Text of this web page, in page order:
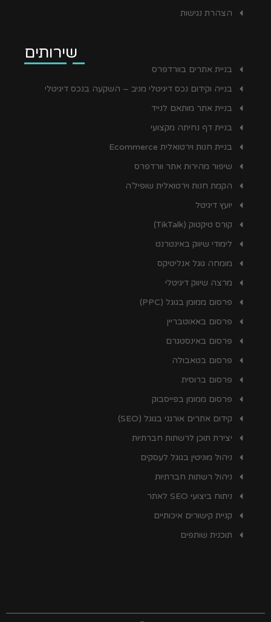
הצהרת נגישות
שירותים
בניית אתרים בוורדפרס
בנייה וקידום נכס דיגיטלי מניב – השקעה בנכס דיגיטלי
בניית אתר מותאם לנייד
בניית דף נחיתה מקצועי
בניית חנות וירטואלית Ecommerce
שיפור מהירות אתר וורדפרס
הקמת חנות וירטואלית שופיל’ה
יועץ דיגיטל
קורס טיקטוק (TikTalk)
לימודי שיווק באינטרנט
מומחה גוגל אנליטיקס
מרצה שיווק דיגיטלי
פרסום ממומן בגוגל (PPC)
פרסום באאוטבריין
פרסום באינסטגרם
פרסום בטאבולה
פרסום ברוסית
פרסום ממומן בפייסבוק
קידום אתרים אורגני בגוגל (SEO)
יצירת תוכן לרשתות חברתיות
ניהול מוניטין בגוגל לעסקים
ניהול רשתות חברתיות
ניתוח ביצועי SEO לאתר
קניית קישורים איכותיים
תוכנית שותפים